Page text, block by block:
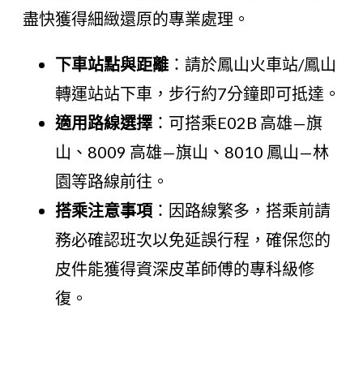
盡快獲得細緻還原的專業處理。
下車站點與距離 ：請於鳳山火車站/鳳山
轉運站站下車，步行約7分鐘即可抵達。
適用路線選擇 ：可搭乘E02B 高雄—旗
山、8009 高雄—旗山、8010 鳳山—林
園等路線前往。
搭乘注意事項 ：因路線繁多，搭乘前請
務必確認班次以免延誤行程，確保您的
皮件能獲得資深皮革師傅的專科級修
復。